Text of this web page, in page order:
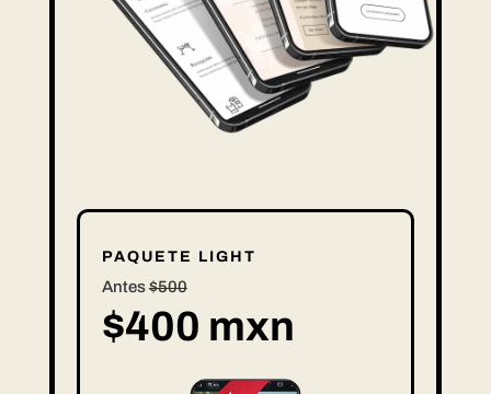
PAQUETE LIGHT
Antes$500
$400 mxn